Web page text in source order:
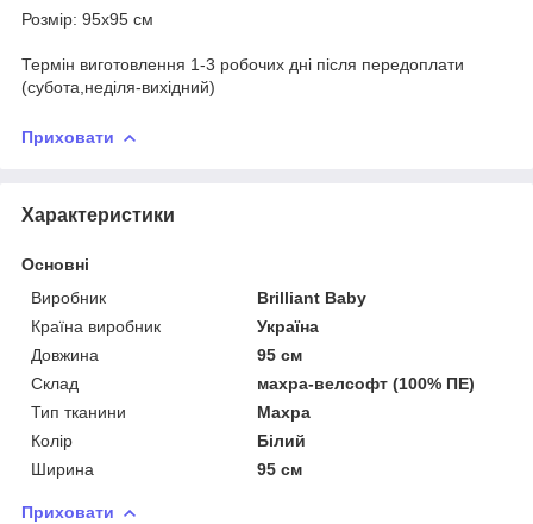
Розмір: 95х95 см
Термін виготовлення 1-3 робочих дні після передоплати
(субота,неділя-вихідний)
Приховати
Характеристики
Основні
Виробник
Brilliant Baby
Країна виробник
Україна
Довжина
95 см
Склад
махра-велсофт (100% ПЕ)
Тип тканини
Махра
Колір
Білий
Ширина
95 см
Приховати